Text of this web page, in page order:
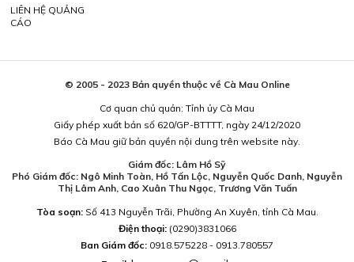
LIÊN HỆ QUẢNG
CÁO
© 2005 - 2023 Bản quyền thuộc về Cà Mau Online
Cơ quan chủ quản: Tỉnh ủy Cà Mau
Giấy phép xuất bản số 620/GP-BTTTT, ngày 24/12/2020
Báo Cà Mau giữ bản quyền nội dung trên website này.
Giám đốc: Lâm Hồ Sỹ
Phó Giám đốc: Ngô Minh Toàn, Hồ Tấn Lộc, Nguyễn Quốc Danh, Nguyễn
Thị Lâm Anh, Cao Xuân Thu Ngọc, Trương Văn Tuấn
Tòa soạn:Số 413 Nguyễn Trãi, Phường An Xuyên, tỉnh Cà Mau.
Điện thoại: (0290)3831066
Ban Giám đốc: 0918.575228 - 0913.780557